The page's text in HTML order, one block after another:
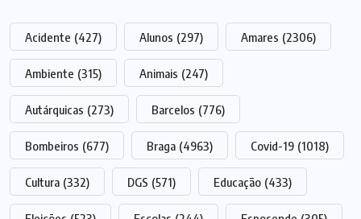
Acidente (427) Alunos (297) Amares (2306)
Ambiente (315) Animais (247)
Autárquicas (273) Barcelos (776)
Bombeiros (677) Braga (4963) Covid-19 (1018)
Cultura (332) DGS (571) Educação (433)